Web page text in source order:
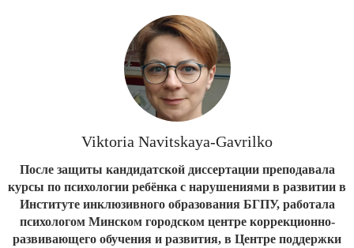
Viktoria Navitskaya-Gavrilko
После защиты кандидатской диссертации преподавала
курсы по психологии ребёнка с нарушениями в развитии в
Институте инклюзивного образования БГПУ, работала
психологом Минском городском центре коррекционно-
развивающего обучения и развития, в Центре поддержки